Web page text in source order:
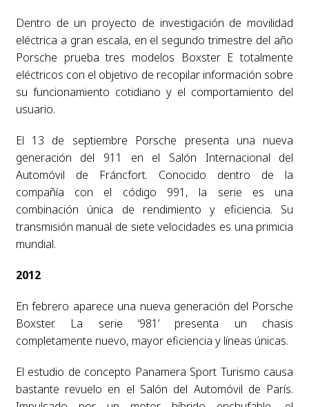
Dentro de un proyecto de investigación de movilidad
eléctrica a gran escala, en el segundo trimestre del año
Porsche prueba tres modelos Boxster E totalmente
eléctricos con el objetivo de recopilar información sobre
su funcionamiento cotidiano y el comportamiento del
usuario.
El 13 de septiembre Porsche presenta una nueva
generación del 911 en el Salón Internacional del
Automóvil de Fráncfort. Conocido dentro de la
compañía con el código 991, la serie es una
combinación única de rendimiento y eficiencia. Su
transmisión manual de siete velocidades es una primicia
mundial.
2012
En febrero aparece una nueva generación del Porsche
Boxster. La serie ‘981’ presenta un chasis
completamente nuevo, mayor eficiencia y líneas únicas.
El estudio de concepto Panamera Sport Turismo causa
bastante revuelo en el Salón del Automóvil de París.